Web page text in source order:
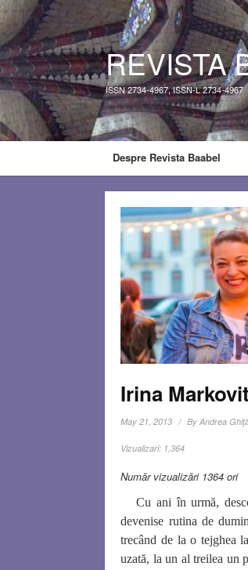
REVISTA
ISSN 2734-4967, ISSN-L 2734-4967
Despre Revista Baabel
Irina
May 21, 2013 ByAndrea
Vizualizari: 1,364
Număr vizualizări 1364 ori
Cu ani în urmă,
devenise rutina de
trecând de la o tejghea
uzată, la un al treilea un